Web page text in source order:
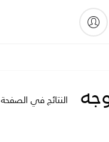
النتائج في الصفحة